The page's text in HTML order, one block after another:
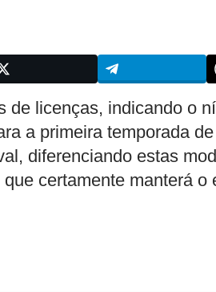
de licenças, indicando o
a primeira temporada
diferenciando estas
certamente manterá o